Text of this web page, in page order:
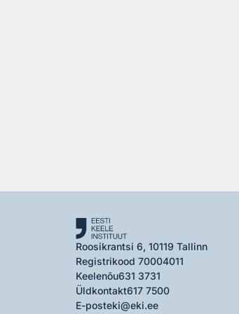
Roosikrantsi 6, 10119 Tallinn
Registrikood 70004011
Keelenõu631 3731
Üldkontakt617 7500
E-posteki@eki.ee